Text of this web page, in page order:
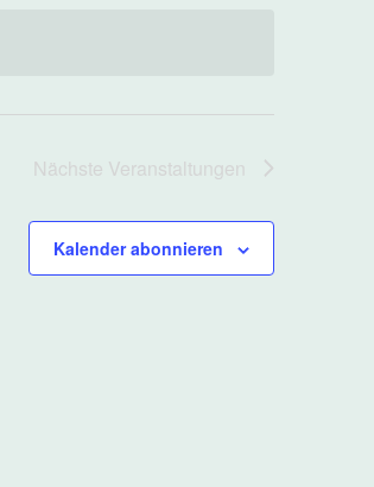
Nächste Veranstaltungen
Kalender abonnieren